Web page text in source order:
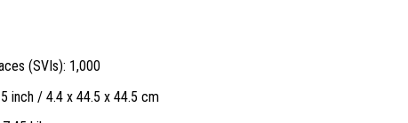
(SVIs): 1,000
inch / 4.4 x 44.5 x 44.5 cm